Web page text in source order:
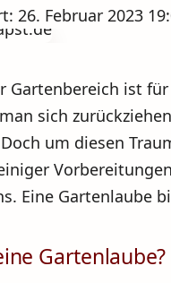
26. Februar 2023
Gartenbereich ist
sich
um diesen
Eine Gartenlaube
Gartenlaube?